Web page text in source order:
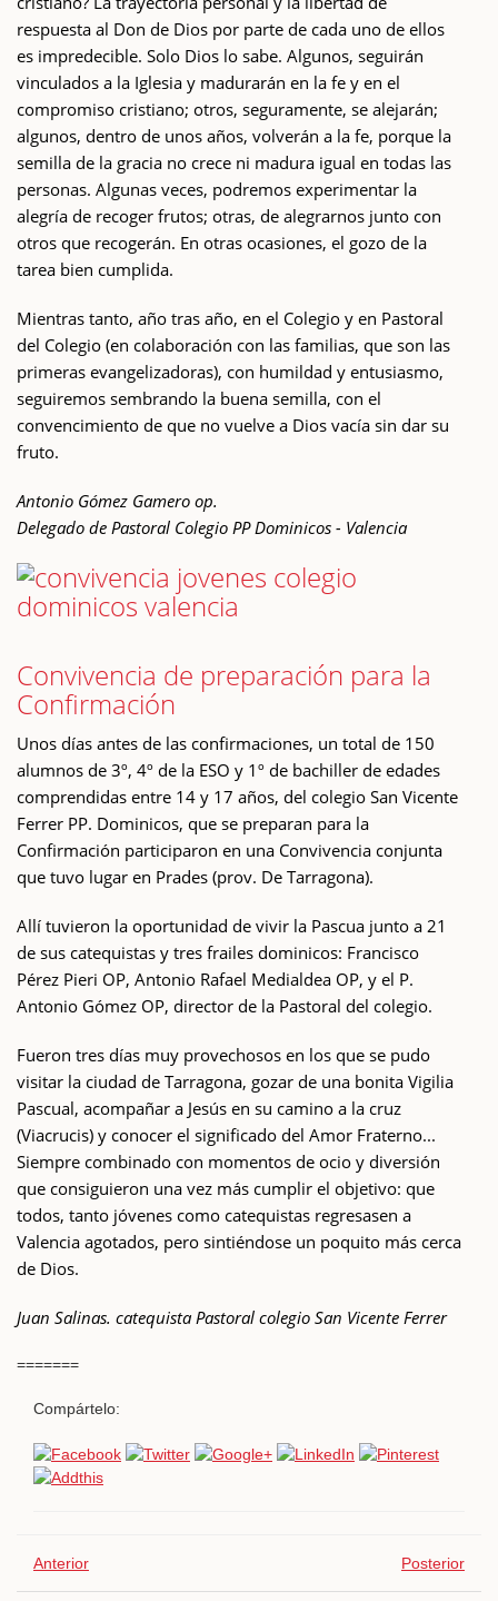
respuesta al Don de Dios por parte de cada uno de ellos
es impredecible. Solo Dios lo sabe. Algunos, seguirán
vinculados a la Iglesia y madurarán en la fe y en el
compromiso cristiano; otros, seguramente, se alejarán;
algunos, dentro de unos años, volverán a la fe, porque la
semilla de la gracia no crece ni madura igual en todas las
personas. Algunas veces, podremos experimentar la
alegría de recoger frutos; otras, de alegrarnos junto con
otros que recogerán. En otras ocasiones, el gozo de la
tarea bien cumplida.
Mientras tanto, año tras año, en el Colegio y en Pastoral
del Colegio (en colaboración con las familias, que son las
primeras evangelizadoras), con humildad y entusiasmo,
seguiremos sembrando la buena semilla, con el
convencimiento de que no vuelve a Dios vacía sin dar su
fruto.
Antonio Gómez Gamero op.
Delegado de Pastoral Colegio PP Dominicos - Valencia
Convivencia de preparación para la
Confirmación
Unos días antes de las confirmaciones, un total de 150
alumnos de 3º, 4º de la ESO y 1º de bachiller de edades
comprendidas entre 14 y 17 años, del colegio San Vicente
Ferrer PP. Dominicos, que se preparan para la
Confirmación participaron en una Convivencia conjunta
que tuvo lugar en Prades (prov. De Tarragona).
Allí tuvieron la oportunidad de vivir la Pascua junto a 21
de sus catequistas y tres frailes dominicos: Francisco
Pérez Pieri OP, Antonio Rafael Medialdea OP, y el P.
Antonio Gómez OP, director de la Pastoral del colegio.
Fueron tres días muy provechosos en los que se pudo
visitar la ciudad de Tarragona, gozar de una bonita Vigilia
Pascual, acompañar a Jesús en su camino a la cruz
(Viacrucis) y conocer el significado del Amor Fraterno...
Siempre combinado con momentos de ocio y diversión
que consiguieron una vez más cumplir el objetivo: que
todos, tanto jóvenes como catequistas regresasen a
Valencia agotados, pero sintiéndose un poquito más cerca
de Dios.
Juan Salinas. catequista Pastoral colegio San Vicente Ferrer
=======
Compártelo:
Anterior Posterior